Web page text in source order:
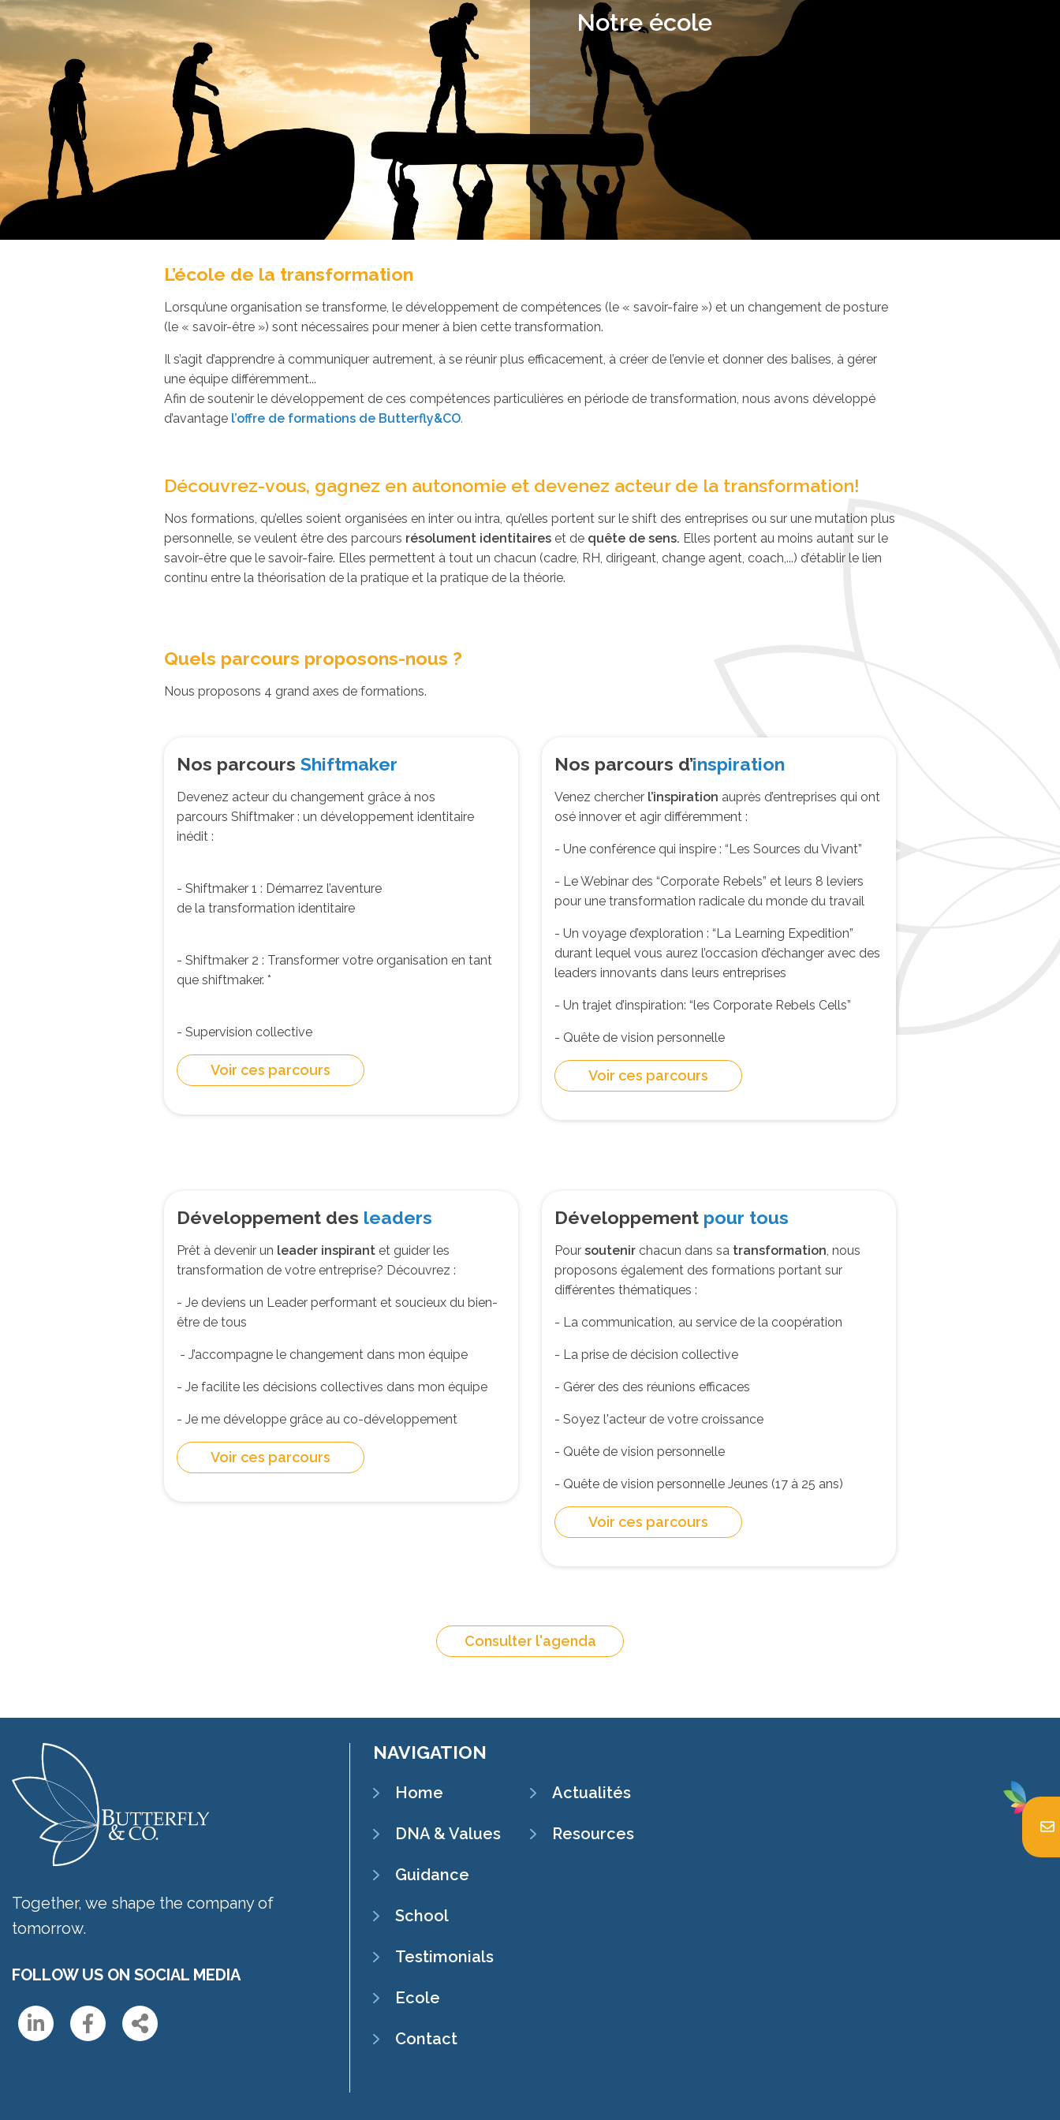
Notre école
L’école de la transformation
Lorsqu’une organisation se transforme, le développement de compétences (le « savoir-faire ») et un changement de posture
(le « savoir-être ») sont nécessaires pour mener à bien cette transformation.
Il s’agit d’apprendre à communiquer autrement, à se réunir plus efficacement, à créer de l’envie et donner des balises, à gérer
une équipe différemment...
Afin de soutenir le développement de ces compétences particulières en période de transformation, nous avons développé
d’avantage l’offre de formations de Butterfly&CO.
Découvrez-vous, gagnez en autonomie et devenez acteur de la transformation!
Nos formations, qu’elles soient organisées en inter ou intra, qu’elles portent sur le shift des entreprises ou sur une mutation plus
personnelle, se veulent être des parcours résolument identitaires et de quête de sens. Elles portent au moins autant sur le
savoir-être que le savoir-faire. Elles permettent à tout un chacun (cadre, RH, dirigeant, change agent, coach,...) d’établir le lien
continu entre la théorisation de la pratique et la pratique de la théorie.
Quels parcours proposons-nous ?
Nous proposons 4 grand axes de formations.
Nos parcours Shiftmaker
Devenez acteur du changement grâce à nos
parcours Shiftmaker : un développement identitaire
inédit :
- Shiftmaker 1 : Démarrez l’aventure
de la transformation identitaire
- Shiftmaker 2 : Transformer votre organisation en tant
que shiftmaker. *
- Supervision collective
Voir ces parcours
Nos parcours d’inspiration
Venez chercher l’inspiration auprès d’entreprises qui ont
osé innover et agir différemment :
- Une conférence qui inspire : “Les Sources du Vivant”
- Le Webinar des “Corporate Rebels” et leurs 8 leviers
pour une transformation radicale du monde du travail
- Un voyage d’exploration : “La Learning Expedition”
durant lequel vous aurez l’occasion d’échanger avec des
leaders innovants dans leurs entreprises
- Un trajet d’inspiration: “les Corporate Rebels Cells”
- Quête de vision personnelle
Voir ces parcours
Développement des leaders
Prêt à devenir un leader inspirant et guider les
transformation de votre entreprise? Découvrez :
- Je deviens un Leader performant et soucieux du bien-
être de tous
- J’accompagne le changement dans mon équipe
- Je facilite les décisions collectives dans mon équipe
- Je me développe grâce au co-développement
Voir ces parcours
Développement pour tous
Pour soutenir chacun dans sa transformation , nous
proposons également des formations portant sur
différentes thématiques :
- La communication, au service de la coopération
- La prise de décision collective
- Gérer des des réunions efficaces
- Soyez l'acteur de votre croissance
- Quête de vision personnelle
- Quête de vision personnelle Jeunes (17 à 25 ans)
Voir ces parcours
Consulter l'agenda
Together, we shape the company of
tomorrow.
FOLLOW US ON SOCIAL MEDIA
LinkedinFacebook
Share
NAVIGATION
Home
DNA & Values
Guidance
School
Testimonials
Ecole
Contact
SECONDARY
NAVIGATION
Actualités
Resources